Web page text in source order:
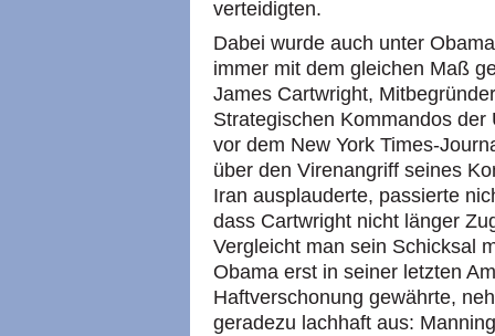
verteidigten.
Dabei wurde auch unter
immer mit dem gleichen Maß
James Cartwright,
Strategischen Kommandos
vor dem New York Times-
über den Virenangriff seines
Iran ausplauderte, passierte
dass Cartwright nicht länger
Vergleicht man sein Schicksal
Obama erst in seiner letzten
Haftverschonung gewährte,
geradezu lachhaft aus: